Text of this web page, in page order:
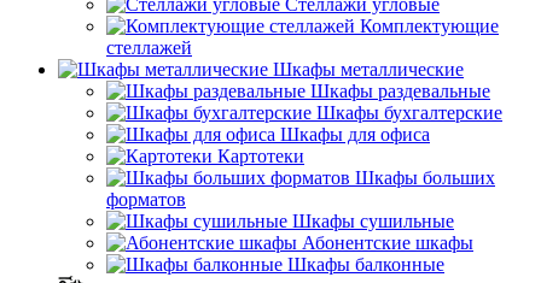
Стеллажи угловые
Комплектующие
стеллажей
Шкафы металлические
Шкафы раздевальные
Шкафы бухгалтерские
Шкафы для офиса
Картотеки
Шкафы больших
форматов
Шкафы сушильные
Абонентские шкафы
Шкафы балконные